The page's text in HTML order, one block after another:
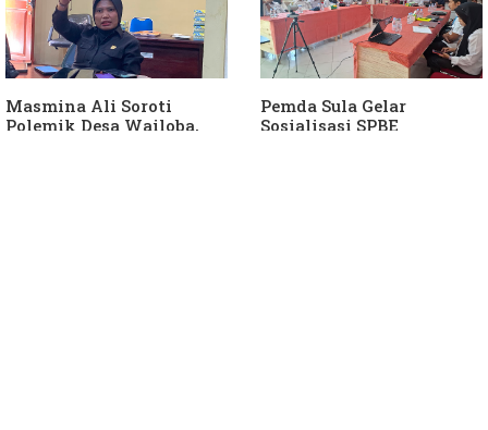
Masmina Ali Soroti
Polemik Desa Wailoba,
Pemda Sula Gelar
Sosialisasi SPBE